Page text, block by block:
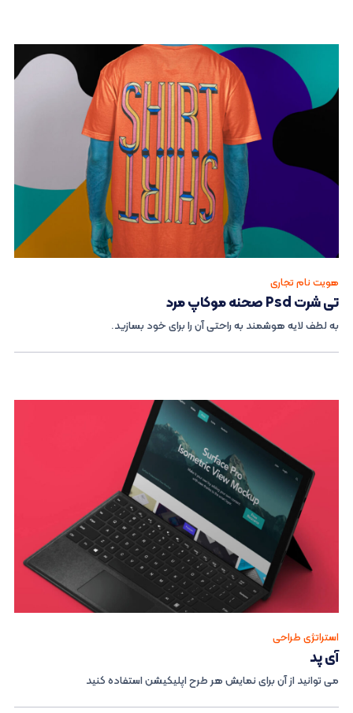
هویت نام تجاری
تی شرت Psd صحنه موکاپ مرد
به لطف لایه هوشمند به راحتی آن را برای خود بسازید.
استراتژی طراحی
آی پد
می توانید از آن برای نمایش هر طرح اپلیکیشن استفاده کنید